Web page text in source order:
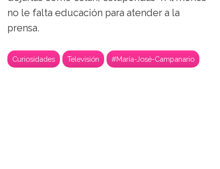
no le falta educación para atender a la
prensa.
Curiosidades Televisión #María-José-Campanario